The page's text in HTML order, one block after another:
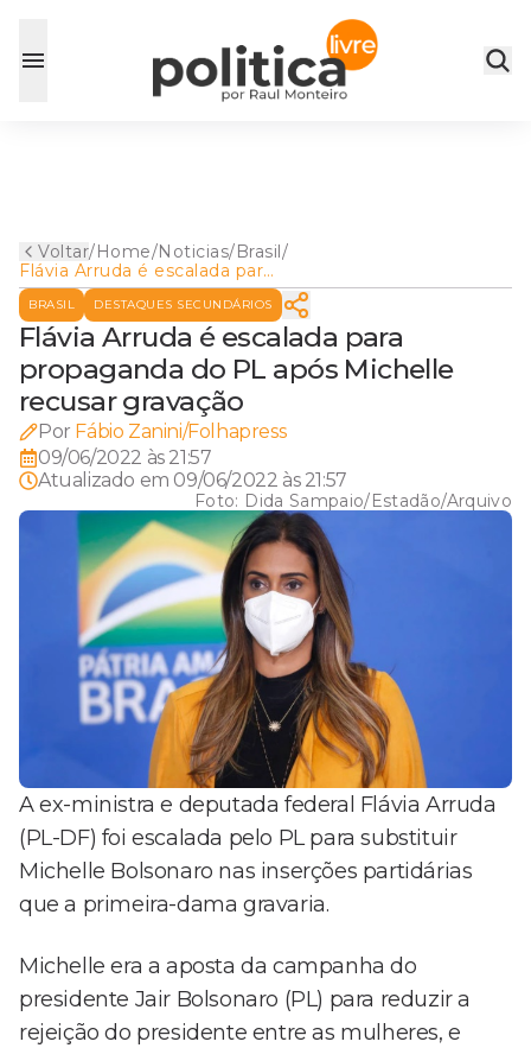
Voltar/Home/Noticias/Brasil/
Flávia Arruda é escalada para
propaganda do PL após
Michelle recusar gravação
BRASIL DESTAQUES SECUNDÁRIOS
Flávia Arruda é escalada para
propaganda do PL após Michelle
recusar gravação
Por Fábio Zanini/Folhapress
09/06/2022 às 21:57
Atualizado em 09/06/2022 às 21:57
Foto: Dida Sampaio/Estadão/Arquivo
A ex-ministra e deputada federal Flávia Arruda
(PL-DF) foi escalada pelo PL para substituir
Michelle Bolsonaro nas inserções partidárias
que a primeira-dama gravaria.
Michelle era a aposta da campanha do
presidente Jair Bolsonaro (PL) para reduzir a
rejeição do presidente entre as mulheres, e